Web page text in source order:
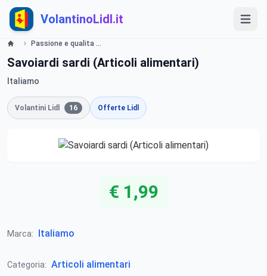
VolantinoLidl.it
Passione e qualita dalleregioni italiane Offerte valide dal 02.01 2014 Lidl
Savoiardi sardi (Articoli alimentari)
Italiamo
Volantini Lidl 16 Offerte Lidl
€ 1,99
Marca: Italiamo
Categoria: Articoli alimentari